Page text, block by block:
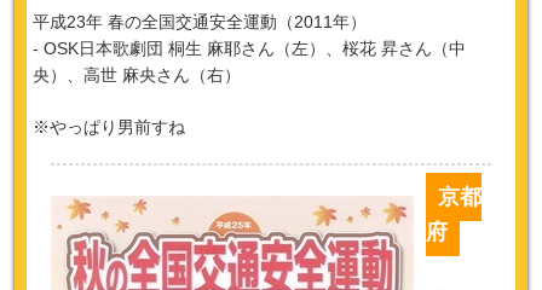
平成23年 春の全国交通安全運動（2011年）
- OSK日本歌劇団 桐生 麻耶さん（左）、桜花 昇さん（中
央）、高世 麻央さん（右）
※やっぱり男前すね
京都
府